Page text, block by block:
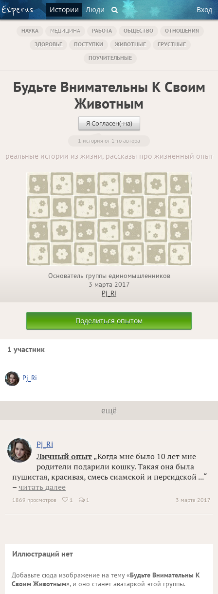
Истории Люди Вход
НАУКА МЕДИЦИНА РАБОТА ОБЩЕСТВО
ОТНОШЕНИЯ
ЗДОРОВЬЕ
ПОСТУПКИ ЖИВОТНЫЕ
ГРУСТНЫЕ
ПОУЧИТЕЛЬНЫЕ
Будьте Внимательны К Своим
Животным
Я Согласен(-на)
1 история от 1-го автора
реальные истории из жизни, рассказы про жизненный опыт
Основатель группы единомышленников
3 марта 2017
Pj_Ri
Поделиться опытом
1 участник
Pj_Ri
ещё
Pj_Ri
Личный опыт „Когда мне было 10 лет мне
родители подарили кошку. Такая она была
пушистая, красивая, смесь сиамской и персидской ...“
– читать далее
3 марта 2017
1869 просмотров  1 1
Иллюстраций нет
Добавьте сюда изображение на тему «Будьте Внимательны К
Своим Животным», и оно станет аватаркой этой группы.